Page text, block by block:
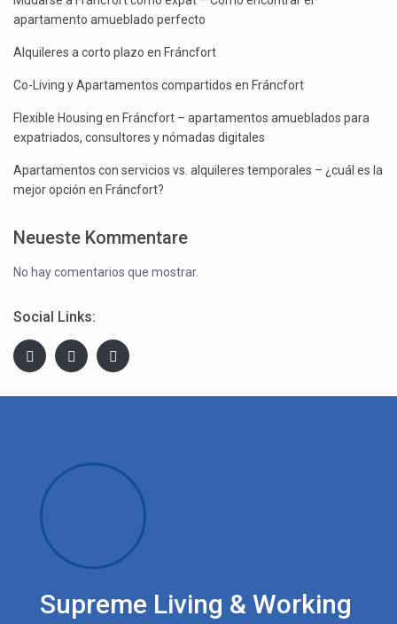
apartamento amueblado perfecto
Alquileres a corto plazo en Fráncfort
Co-Living y Apartamentos compartidos en Fráncfort
Flexible Housing en Fráncfort – apartamentos amueblados para
expatriados, consultores y nómadas digitales
Apartamentos con servicios vs. alquileres temporales – ¿cuál es la
mejor opción en Fráncfort?
Neueste Kommentare
No hay comentarios que mostrar.
Social Links:
Supreme Living & Working